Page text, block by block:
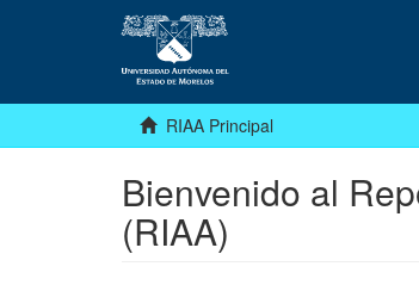
RIAA Principal
Bienvenido al
(RIAA)